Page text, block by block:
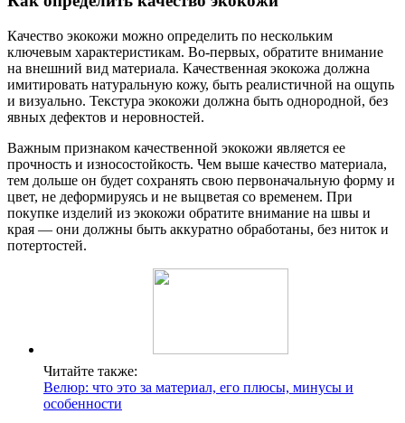
Качество экокожи можно определить по нескольким
ключевым характеристикам. Во-первых, обратите внимание
на внешний вид материала. Качественная экокожа должна
имитировать натуральную кожу, быть реалистичной на ощупь
и визуально. Текстура экокожи должна быть однородной, без
явных дефектов и неровностей.
Важным признаком качественной экокожи является ее
прочность и износостойкость. Чем выше качество материала,
тем дольше он будет сохранять свою первоначальную форму и
цвет, не деформируясь и не выцветая со временем. При
покупке изделий из экокожи обратите внимание на швы и
края — они должны быть аккуратно обработаны, без ниток и
потертостей.
Читайте также:
Велюр: что это за материал, его плюсы, минусы и
особенности